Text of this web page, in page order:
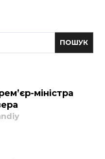
міністра